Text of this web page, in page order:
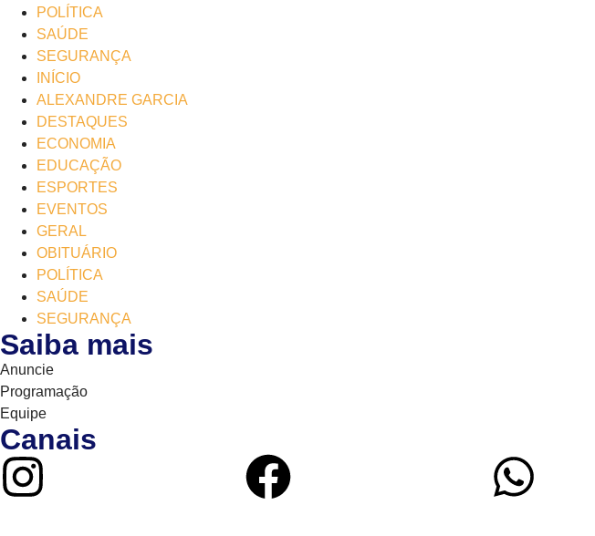
POLÍTICA
SAÚDE
SEGURANÇA
INÍCIO
ALEXANDRE GARCIA
DESTAQUES
ECONOMIA
EDUCAÇÃO
ESPORTES
EVENTOS
GERAL
OBITUÁRIO
POLÍTICA
SAÚDE
SEGURANÇA
Saiba mais
Anuncie
Programação
Equipe
Canais